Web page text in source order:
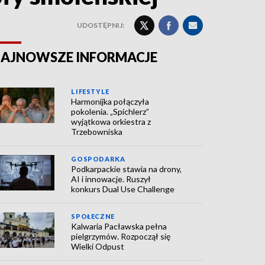
UDOSTĘPNIJ:
INFORMACJE
LIFESTYLE
Harmonijka połączyła
pokolenia. „Spichlerz”
wyjątkowa orkiestra z
Trzebowniska
GOSPODARKA
Podkarpackie stawia na drony,
AI i innowacje. Ruszył
konkurs Dual Use Challenge
SPOŁECZNE
Kalwaria Pacławska pełna
pielgrzymów. Rozpoczął się
Wielki Odpust